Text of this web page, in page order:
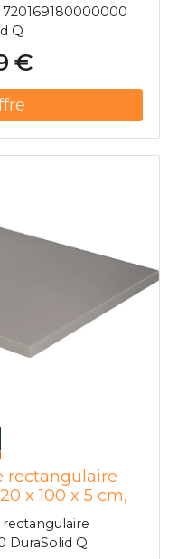
Q
€
rectangulaire
x 100 x 5 cm,
DuraSolid Q